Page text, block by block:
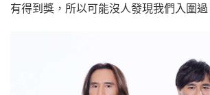
有得到獎，所以可能沒人發現我們入圍過